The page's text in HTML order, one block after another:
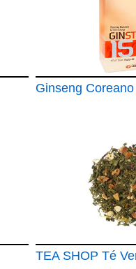
Ginseng Coreano
TEA SHOP Té